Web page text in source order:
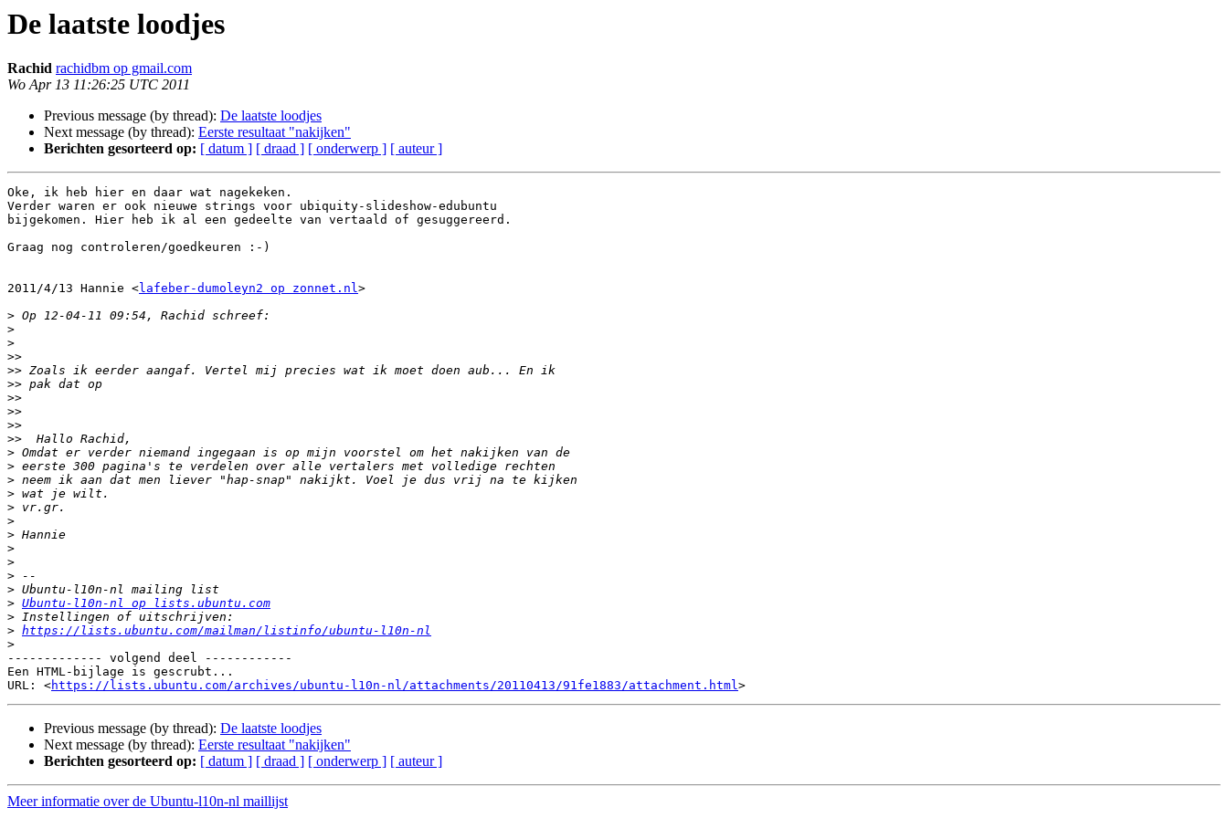
De laatste loodjes
Rachid rachidbm op gmail.com
Wo Apr 13 11:26:25 UTC 2011
Previous message (by thread): De laatste loodjes
Next message (by thread): Eerste resultaat "nakijken"
Berichten gesorteerd op: [ datum ] [ draad ] [ onderwerp ] [ auteur ]
Oke, ik heb hier en daar wat nagekeken.
Verder waren er ook nieuwe strings voor ubiquity-slideshow-edubuntu
bijgekomen. Hier heb ik al een gedeelte van vertaald of gesuggereerd.
Graag nog controleren/goedkeuren :-)
2011/4/13 Hannie <lafeber-dumoleyn2 op zonnet.nl>
>
>
>
>>
>>
>>
>>
>>
>>
>>
>
>
>
>
>
>
>
>
>
>
>
> Ubuntu-l10n-nl op lists.ubuntu.com
>
> https://lists.ubuntu.com/mailman/listinfo/ubuntu-l10n-nl
>
------------- volgend deel ------------
Een HTML-bijlage is gescrubt...
URL: <https://lists.ubuntu.com/archives/ubuntu-l10n-nl/attachments/20110413/91fe1883/attachment.html
Previous message (by thread): De laatste loodjes
Next message (by thread): Eerste resultaat "nakijken"
Berichten gesorteerd op: [ datum ] [ draad ] [ onderwerp ] [ auteur ]
Meer informatie over de Ubuntu-l10n-nl maillijst